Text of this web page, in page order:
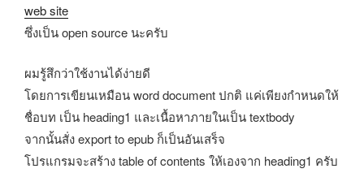
web site
ซึ่งเป็น open source นะครับ
ผมรู้สึกว่าใช้งานได้ง่ายดี
โดยการเขียนเหมือน word document ปกติ แค่เพียงกำหนดให้
ชื่อบท เป็น heading1 และเนื้อหาภายในเป็น textbody
จากนั้นสั่ง export to epub ก็เป็นอันเสร็จ
โปรแกรมจะสร้าง table of contents ให้เองจาก heading1 ครับ